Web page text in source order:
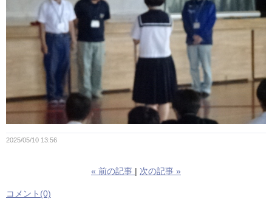
2025/05/10 13:56
« 前の記事 次の記事 »
コメント(0)